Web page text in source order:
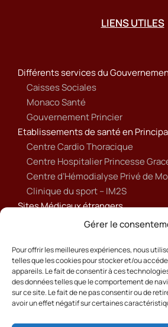
Gérer le
Pour offrir les meilleures expériences, nous
telles que les cookies pour stocker et/ou
appareils. Le fait de consentir à ces
des données telles que le comportement de
sur ce site. Le fait de ne pas consentir ou de
avoir un effet négatif sur certaines
LIENS UTILES
Différents services du
Caisses Sociales
Monaco Santé
Gouvernement Princier
Etablissements de santé en
Centre Cardio Thoracique
Centre Hospitalier Princesse
Centre d’Hémodialyse Privé de
Clinique du sport – IM2S
Sites Médicaux étrangers
Ordre national des médecins
Politique de cookies (UE)